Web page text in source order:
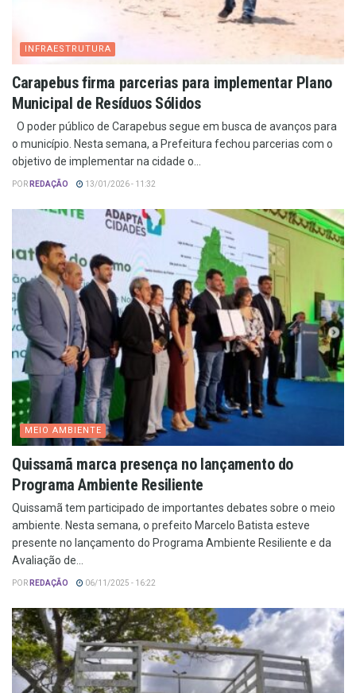
INFRAESTRUTURA
Carapebus firma parcerias para implementar Plano
Municipal de Resíduos Sólidos
O poder público de Carapebus segue em busca de avanços para
o município. Nesta semana, a Prefeitura fechou parcerias com o
objetivo de implementar na cidade o...
POR REDAÇÃO 13/01/2026 - 11:32
MEIO AMBIENTE
Quissamã marca presença no lançamento do
Programa Ambiente Resiliente
Quissamã tem participado de importantes debates sobre o meio
ambiente. Nesta semana, o prefeito Marcelo Batista esteve
presente no lançamento do Programa Ambiente Resiliente e da
Avaliação de...
POR REDAÇÃO 06/11/2025 - 16:22